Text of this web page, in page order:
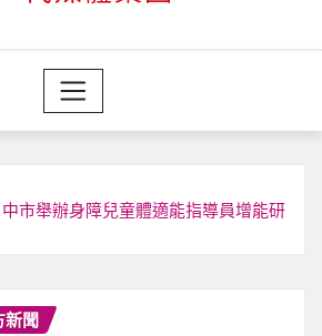
市舉辦身障兒童體適能指導員增能研
新聞